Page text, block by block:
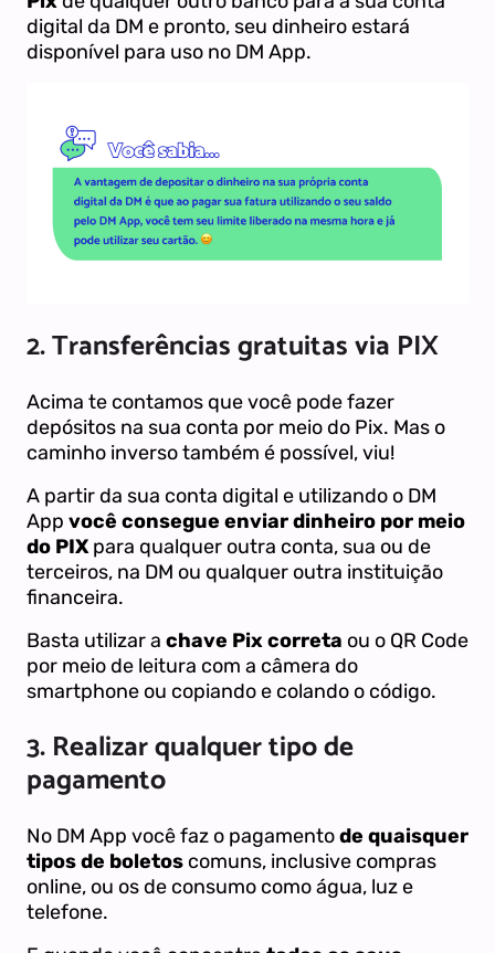
digital da DM e pronto, seu dinheiro estará
disponível para uso no DM App.
2. Transferências gratuitas via PIX
Acima te contamos que você pode fazer
depósitos na sua conta por meio do Pix. Mas o
caminho inverso também é possível, viu!
A partir da sua conta digital e utilizando o DM
App você consegue enviar dinheiro por meio
do PIXpara qualquer outra conta, sua ou de
terceiros, na DM ou qualquer outra instituição
financeira.
Basta utilizar a chave Pix correta ou o QR Code
por meio de leitura com a câmera do
smartphone ou copiando e colando o código.
3. Realizar qualquer tipo de
pagamento
No DM App você faz o pagamentode quaisquer
tipos de boletos comuns, inclusive compras
online, ou os de consumo como água, luz e
telefone.